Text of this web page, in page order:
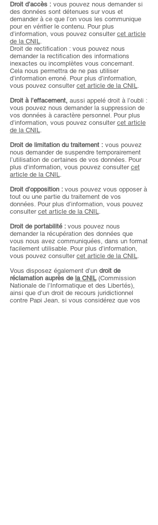
Droit d’accès : vous pouvez nous demander si
des données sont détenues sur vous et
demander à ce que l’on vous les communique
pour en vérifier le contenu. Pour plus
d’information, vous pouvez consulter cet article
de la CNIL.
Droit de rectification : vous pouvez nous
demander la rectification des informations
inexactes ou incomplètes vous concernant.
Cela nous permettra de ne pas utiliser
d’information erroné. Pour plus d’information,
vous pouvez consulter cet article de la CNIL.
Droit à l’effacement, aussi appelé droit à l’oubli :
vous pouvez nous demander la suppression de
vos données à caractère personnel. Pour plus
d’information, vous pouvez consulter cet article
de la CNIL.
Droit de limitation du traitement : vous pouvez
nous demander de suspendre temporairement
l’utilisation de certaines de vos données. Pour
plus d’information, vous pouvez consulter cet
article de la CNIL.
Droit d’opposition : vous pouvez vous opposer à
tout ou une partie du traitement de vos
données. Pour plus d’information, vous pouvez
consulter cet article de la CNIL.
Droit de portabilité : vous pouvez nous
demander la récupération des données que
vous nous avez communiquées, dans un format
facilement utilisable. Pour plus d’information,
vous pouvez consulter cet article de la CNIL.
Vous disposez également d’un droit de
réclamation auprès de la CNIL(Commission
Nationale de l’Informatique et des Libertés),
ainsi que d’un droit de recours juridictionnel
contre Papi Jean, si vous considérez que vos